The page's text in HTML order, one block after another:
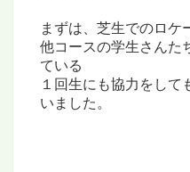
まずは、芝生でのロケ
他コースの学生さんた
ている
１回生にも協力をして
いました。